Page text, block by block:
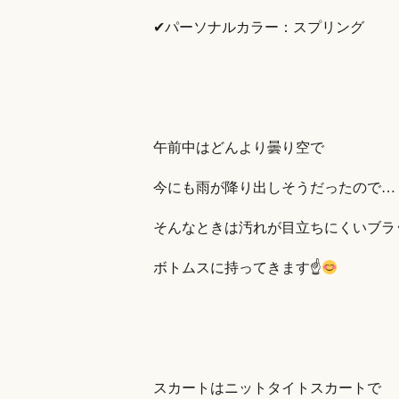
✔パーソナルカラー：スプリング
午前中はどんより曇り空で
今にも雨が降り出しそうだったので…
そんなときは汚れが目立ちにくいブラ
ボトムスに持ってきます☝
スカートはニットタイトスカートで